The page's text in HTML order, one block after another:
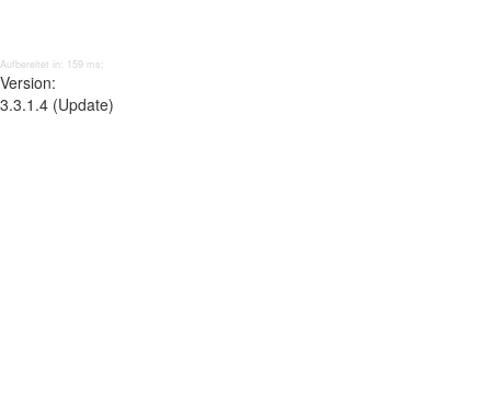
Aufbereitet in: 159 ms;
Version:
3.3.1.4 (Update)